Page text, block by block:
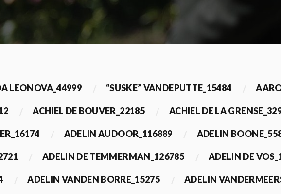
LEONOVA_44999 “SUSKE” VANDEPUTTE_15484
ACHIEL DE BOUVER_22185 ACHIEL DE LA
ADELIN AUDOOR_116889 ADELIN
ADELIN DE TEMMERMAN_126785 ADELIN DE
ADELIN VANDEN BORRE_15275 ADELIN